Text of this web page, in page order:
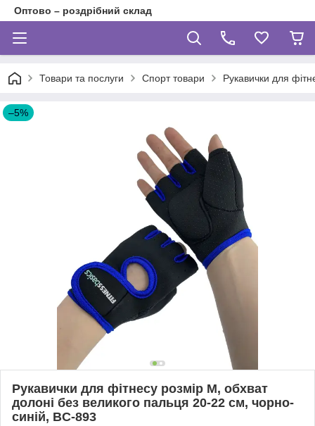
Оптово – роздрібний склад
Товари та послуги Спорт товари Рукавички для
–5%
Рукавички для фітнесу розмір M, обхват
долоні без великого пальця 20-22 см, чорно-
синій, BC-893